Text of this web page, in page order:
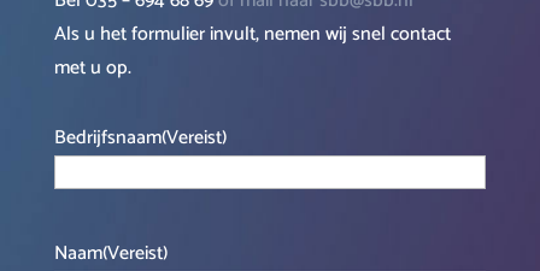
Als u het formulier invult, nemen wij snel contact
met u op.
Bedrijfsnaam(Vereist)
Naam(Vereist)